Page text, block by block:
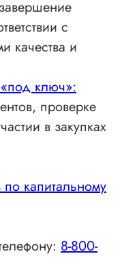
с
качества и
ключ»:
проверке
в закупках
капитальному
8-800-